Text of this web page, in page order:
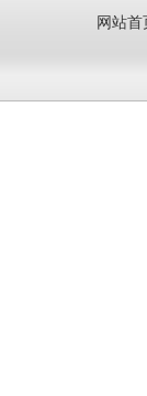
末端
网站首